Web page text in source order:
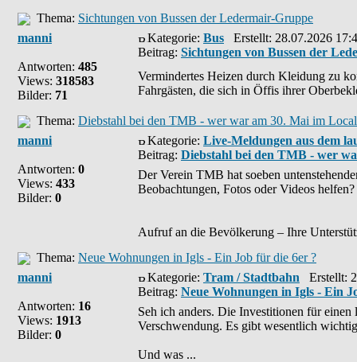
Thema: Sichtungen von Bussen der Ledermair-Gruppe
manni
Antworten: 485
Views: 318583
Bilder: 71
Kategorie: Bus Erstellt: 28.07.2026
Beitrag: Sichtungen von Bussen der
Vermindertes Heizen durch Kleidung zu
Fahrgästen, die sich in Öffis ihrer
Thema: Diebstahl bei den TMB - wer war am 30. Mai im
manni
Antworten: 0
Views: 433
Bilder: 0
Kategorie: Live-Meldungen aus dem
Beitrag: Diebstahl bei den TMB - wer
Der Verein TMB hat soeben
Beobachtungen, Fotos oder Videos helfen?
Aufruf an die Bevölkerung – Ihre
Thema: Neue Wohnungen in Igls - Ein Job für die 6er ?
manni
Antworten: 16
Views: 1913
Bilder: 0
Kategorie: Tram / Stadtbahn Erstellt:
Beitrag: Neue Wohnungen in Igls - Ein
Seh ich anders. Die Investitionen für einen
Verschwendung. Es gibt wesentlich
Und was ...